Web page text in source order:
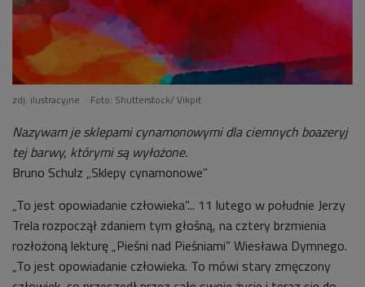
zdj. ilustracyjne Foto: Shutterstock/ Vikpit
Nazywam je sklepami cynamonowymi dla ciemnych boazeryj
tej barwy, którymi są wyłożone.
Bruno Schulz „Sklepy cynamonowe”
„To jest opowiadanie człowieka”... 11 lutego w południe Jerzy
Trela rozpoczął zdaniem tym głośną, na cztery brzmienia
rozłożoną lekturę „Pieśni nad Pieśniami” Wiesława Dymnego.
„To jest opowiadanie człowieka. To mówi stary zmęczony